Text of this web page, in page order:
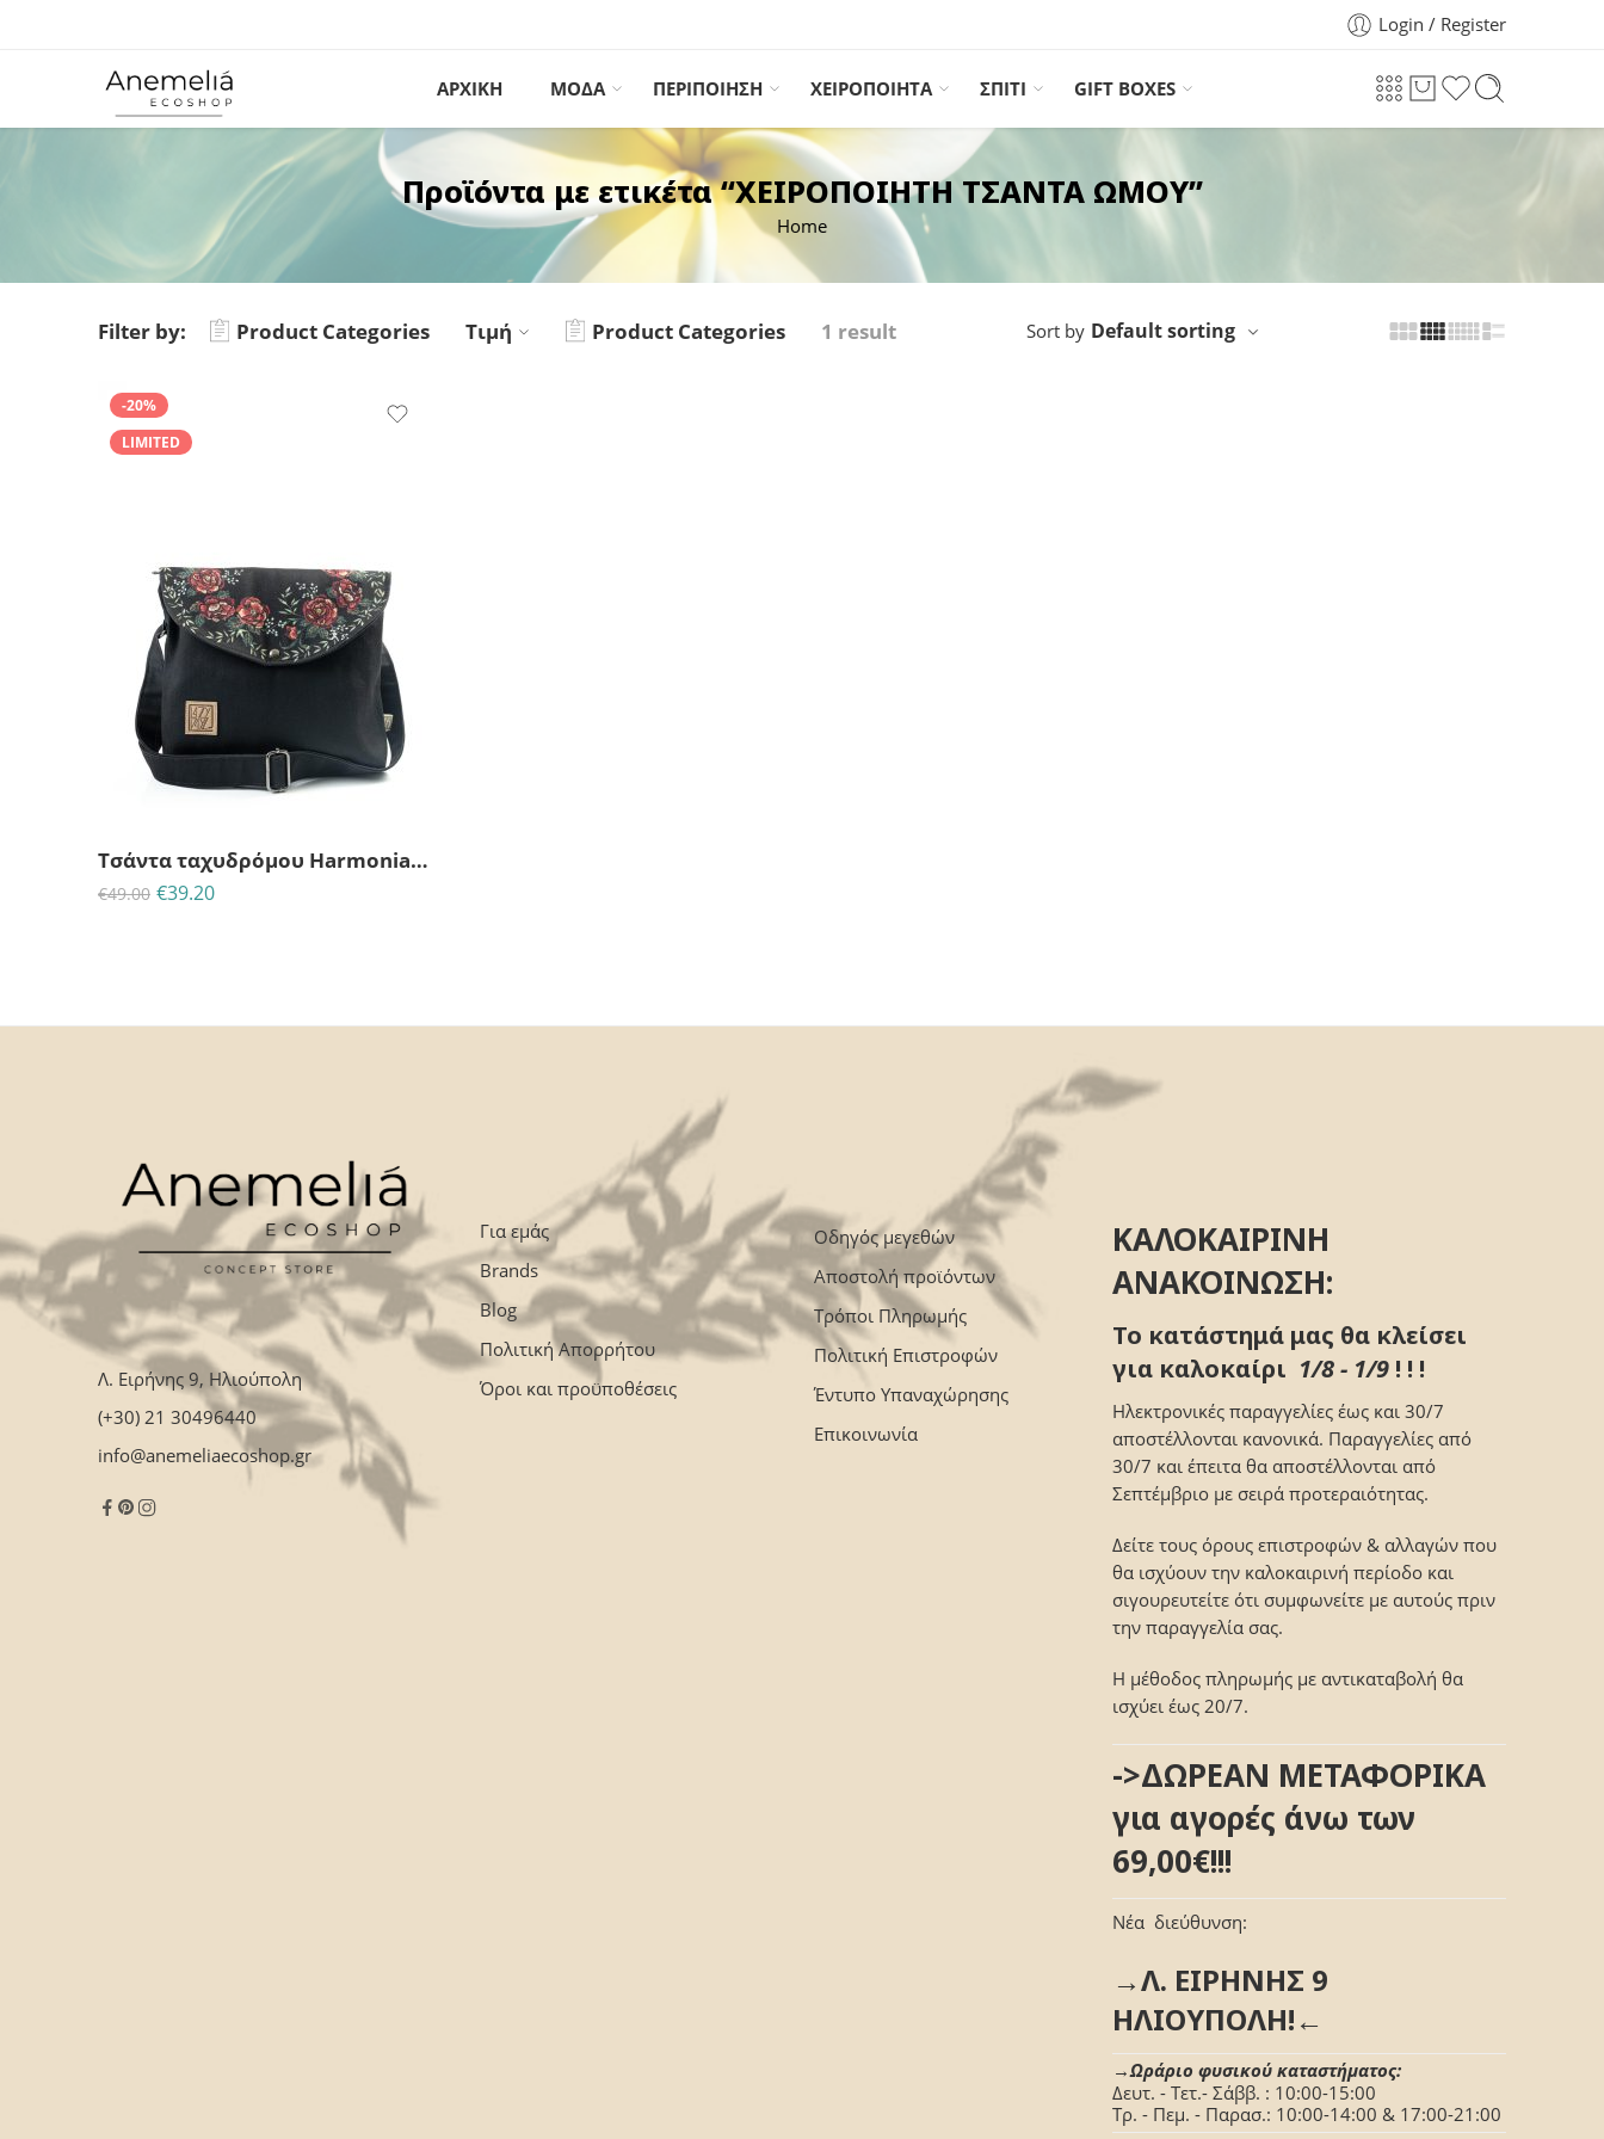
Login / Register
ΑΡΧΙΚΗ ΜΟΔΑ ΠΕΡΙΠΟΙΗΣΗ ΧΕΙΡΟΠΟΙΗΤΑ ΣΠΙΤΙ GIFT BOXES
Προϊόντα με ετικέτα “ΧΕΙΡΟΠΟΙΗΤΗ ΤΣΑΝΤΑ ΩΜΟΥ”
Home
Filter by: Product Categories Τιμή Product Categories 1 result Sort by Default sorting
-20%
LIMITED
23
MINS ΔΕΥΤ
Τσάντα ταχυδρόμου Harmonia Roses-Lazy Dayz
€49.00 €39.20
Λ. Ειρήνης 9, Ηλιούπολη
(+30) 21 30496440
info@anemeliaecoshop.gr
Για εμάς
Brands
Blog
Πολιτική Απορρήτου
Όροι και προϋποθέσεις
Οδηγός μεγεθών
Αποστολή προϊόντων
Τρόποι Πληρωμής
Πολιτική Επιστροφών
Έντυπο Υπαναχώρησης
Επικοινωνία
ΚΑΛΟΚΑΙΡΙΝΗ
ΑΝΑΚΟΙΝΩΣΗ:
Το κατάστημά μας θα κλείσει
για καλοκαίρι 1/8 - 1/9 ! ! !
Ηλεκτρονικές παραγγελίες έως και 30/7
αποστέλλονται κανονικά. Παραγγελίες από
30/7 και έπειτα θα αποστέλλονται από
Σεπτέμβριο με σειρά προτεραιότητας.
Δείτε τους όρους επιστροφών & αλλαγών που
θα ισχύουν την καλοκαιρινή περίοδο και
σιγουρευτείτε ότι συμφωνείτε με αυτούς πριν
την παραγγελία σας.
Η μέθοδος πληρωμής με αντικαταβολή θα
ισχύει έως 20/7.
->ΔΩΡΕΑΝ ΜΕΤΑΦΟΡΙΚΑ
για αγορές άνω των
69,00€!!!
Νέα διεύθυνση:
→Λ. ΕΙΡΗΝΗΣ 9
ΗΛΙΟΥΠΟΛΗ!←
→Ωράριο φυσικού καταστήματος:
Δευτ. - Τετ.- Σάββ. : 10:00-15:00
Τρ. - Πεμ. - Παρασ.: 10:00-14:00 & 17:00-21:00